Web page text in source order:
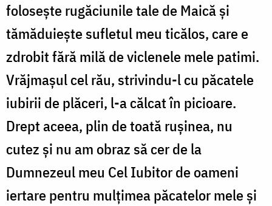
folosește rugăciunile tale de Maică și
tămăduiește sufletul meu ticălos, care e
zdrobit fără milă de viclenele mele patimi.
Vrăjmașul cel rău, strivindu-l cu păcatele
iubirii de plăceri, l-a călcat în picioare.
Drept aceea, plin de toată rușinea, nu
cutez și nu am obraz să cer de la
Dumnezeul meu Cel Iubitor de oameni
iertare pentru mulțimea păcatelor mele și